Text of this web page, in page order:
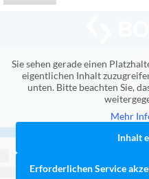
Sie sehen gerade einen
eigentlichen Inhalt
unten. Bitte beachten Sie,
Mehr
Inhalt
Erforderlichen Service